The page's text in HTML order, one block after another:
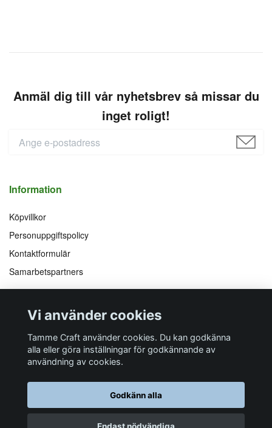
Anmäl dig till vår nyhetsbrev så missar du
inget roligt!
Information
Köpvillkor
Personuppgiftspolicy
Kontaktformulär
Samarbetspartners
Följ oss på
Facebook
Instagram
YouTube
Pinterest
Vi accepterar
Åkersberga
E-post
info@tamme.com
Vi använder cookies
Tamme Craft använder cookies. Du kan godkänna
alla eller göra inställningar för godkännande av
användning av cookies.
Godkänn alla